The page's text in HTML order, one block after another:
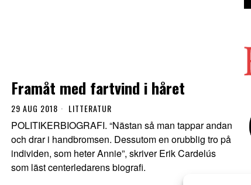
Framåt med fartvind i håret
29 AUG 2018 LITTERATUR
POLITIKERBIOGRAFI. “Nästan så man tappar andan
och drar i handbromsen. Dessutom en orubblig tro på
individen, som heter Annie”, skriver Erik Cardelús
som läst centerledarens biografi.